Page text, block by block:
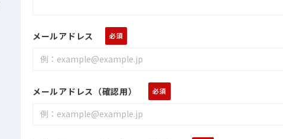
メールアドレス
メールアドレス（確認用）